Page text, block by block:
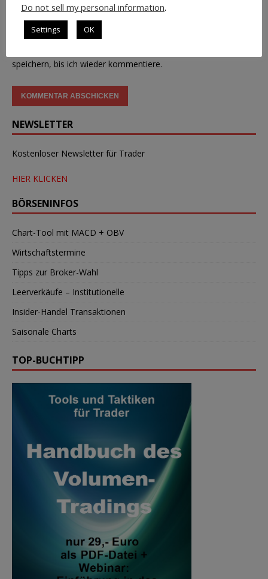
speichern, bis ich wieder kommentiere.
NEWSLETTER
Kostenloser Newsletter für Trader
HIER KLICKEN
BÖRSENINFOS
Chart-Tool mit MACD + OBV
Wirtschaftstermine
Tipps zur Broker-Wahl
Leerverkäufe – Institutionelle
Insider-Handel Transaktionen
Saisonale Charts
TOP-BUCHTIPP
Do not sell my personal information.
Settings OK